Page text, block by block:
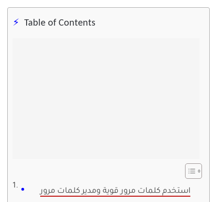
Table of Contents
استخدم كلمات مرور قوية ومدير كلمات مرور